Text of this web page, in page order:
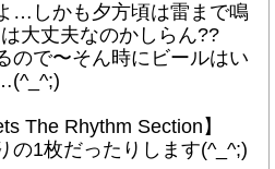
…しかも夕方頃は雷まで鳴
大丈夫なのかしらん??
で〜そん時にビールはい
The Rhythm Section】
1枚だったりします(^_^;)